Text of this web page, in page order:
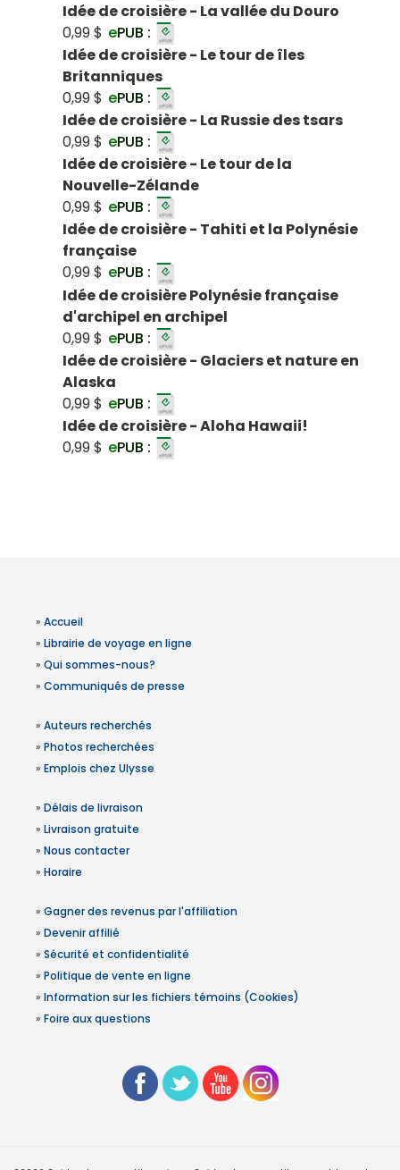
Idée de croisière - La vallée du Douro
0,99 $ ePUB :
Idée de croisière - Le tour de îles
Britanniques
0,99 $ ePUB :
Idée de croisière - La Russie des tsars
0,99 $ ePUB :
Idée de croisière - Le tour de la
Nouvelle-Zélande
0,99 $ ePUB :
Idée de croisière - Tahiti et la Polynésie
française
0,99 $ ePUB :
Idée de croisière Polynésie française
d'archipel en archipel
0,99 $ ePUB :
Idée de croisière - Glaciers et nature en
Alaska
0,99 $ ePUB :
Idée de croisière - Aloha Hawaii!
0,99 $ ePUB :
» Accueil
» Librairie de voyage en ligne
» Qui sommes-nous?
» Communiqués de presse
» Auteurs recherchés
» Photos recherchées
» Emplois chez Ulysse
» Délais de livraison
» Livraison gratuite
» Nous contacter
» Horaire
» Gagner des revenus par l'affiliation
» Devenir affilié
» Sécurité et confidentialité
» Politique de vente en ligne
» Information sur les fichiers témoins (Cookies)
» Foire aux questions